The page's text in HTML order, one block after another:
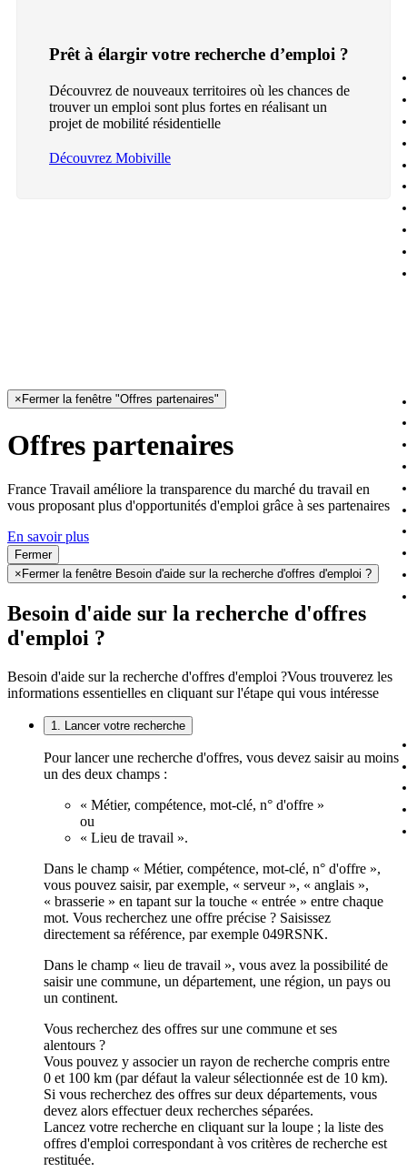
Prêt à élargir votre recherche d’emploi ?
Découvrez de nouveaux territoires où les chances de
trouver un emploi sont plus fortes en réalisant un
projet de mobilité résidentielle
Découvrez Mobiville
× Fermer la fenêtre "Offres partenaires"
Offres partenaires
France Travail améliore la transparence du marché du travail en
vous proposant plus d'opportunités d'emploi grâce à ses partenaires
En savoir plus
Fermer
× Fermer la fenêtre Besoin d'aide sur la recherche d'offres d'emploi ?
Besoin d'aide sur la recherche d'offres
d'emploi ?
Besoin d'aide sur la recherche d'offres d'emploi ?Vous trouverez les
informations essentielles en cliquant sur l'étape qui vous intéresse
1. Lancer votre recherche
Pour lancer une recherche d'offres, vous devez saisir au moins
un des deux champs :
« Métier, compétence, mot-clé, n° d'offre »
ou
« Lieu de travail ».
Dans le champ « Métier, compétence, mot-clé, n° d'offre »,
vous pouvez saisir, par exemple, « serveur », « anglais »,
« brasserie » en tapant sur la touche « entrée » entre chaque
mot. Vous recherchez une offre précise ? Saisissez
directement sa référence, par exemple 049RSNK.
Dans le champ « lieu de travail », vous avez la possibilité de
saisir une commune, un département, une région, un pays ou
un continent.
Vous recherchez des offres sur une commune et ses
alentours ?
Vous pouvez y associer un rayon de recherche compris entre
0 et 100 km (par défaut la valeur sélectionnée est de 10 km).
Si vous recherchez des offres sur deux départements, vous
devez alors effectuer deux recherches séparées.
Lancez votre recherche en cliquant sur la loupe ; la liste des
offres d'emploi correspondant à vos critères de recherche est
restituée.